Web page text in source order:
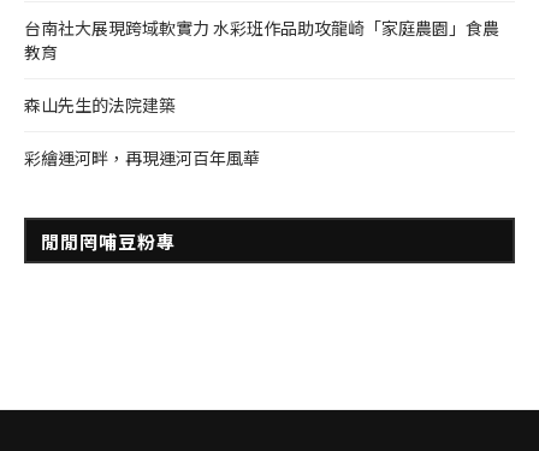
台南社大展現跨域軟實力 水彩班作品助攻龍崎「家庭農園」食農
教育
森山先生的法院建築
彩繪運河畔，再現運河百年風華
閒閒罔哺豆粉專